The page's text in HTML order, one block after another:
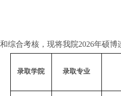
综合考核，现将我院2026年硕博
录取学院 录取专业